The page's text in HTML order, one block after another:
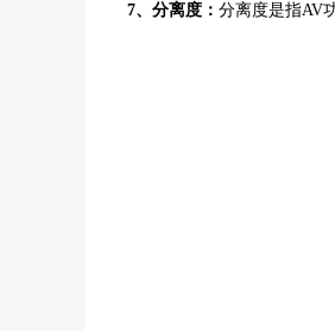
7、分离度： 分离度是指AV